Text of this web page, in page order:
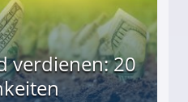
verdienen: 20